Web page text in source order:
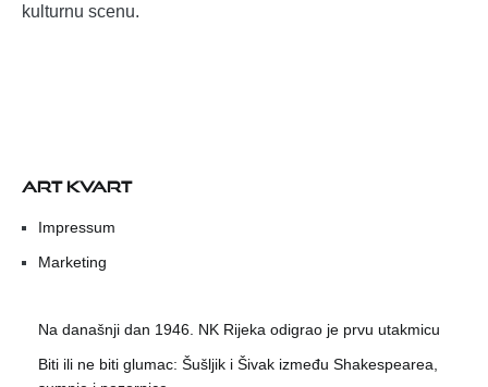
kulturnu scenu.
ART KVART
Impressum
Marketing
Na današnji dan 1946. NK Rijeka odigrao je prvu utakmicu
Biti ili ne biti glumac: Šušljik i Šivak između Shakespearea,